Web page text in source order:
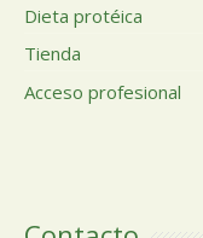
Dieta protéica
Tienda
Acceso profesional